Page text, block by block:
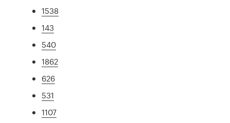
1538
143
540
1862
626
531
1107